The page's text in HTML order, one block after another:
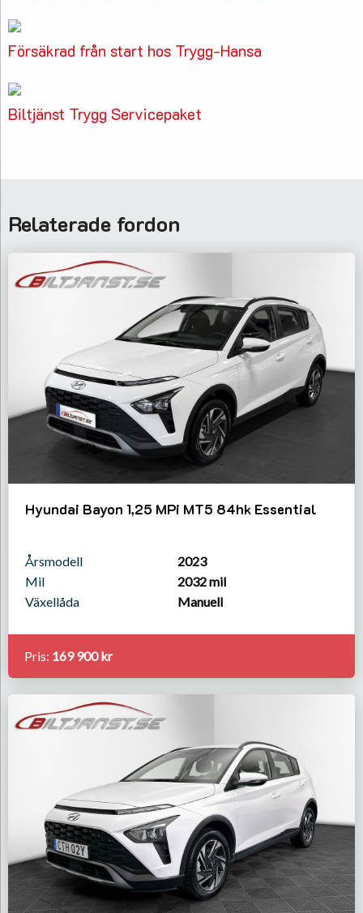
Försäkrad från start hos Trygg-Hansa
Biltjänst Trygg Servicepaket
Relaterade fordon
Hyundai Bayon 1,25 MPi MT5 84hk Essential
Årsmodell
2023
Mil
2032 mil
Växellåda
Manuell
Pris: 169 900 kr